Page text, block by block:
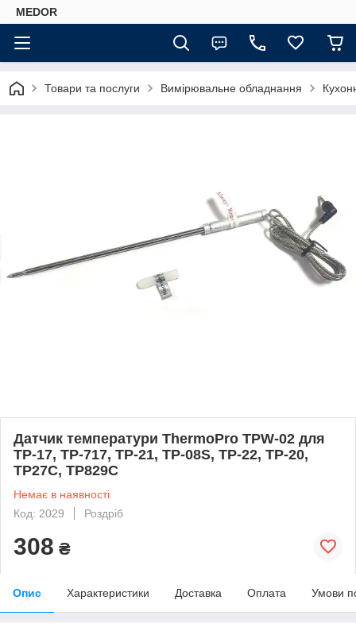
MEDOR
Товари та послуги Вимірювальне обладнання
Датчик температури ThermoPro TPW-02 для
TP-17, TP-717, TP-21, TP-08S, TP-22, TP-20,
TP27C, TP829C
Немає в наявності
Код: 2029
Роздріб
308 ₴
Опис Характеристики Доставка Оплата Умови